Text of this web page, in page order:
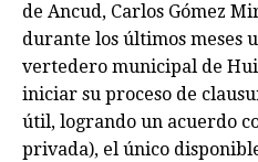
de Ancud, Carlos Gómez
durante los últimos meses
vertedero municipal de
iniciar su proceso de
útil, logrando un acuerdo
privada), el único